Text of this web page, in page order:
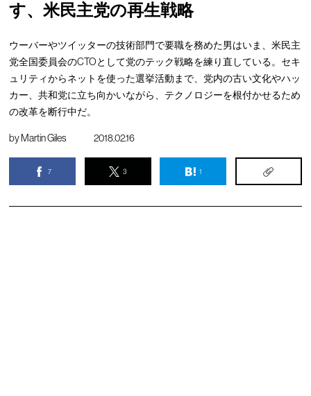
す、米民主党の再生戦略
ウーバーやツイッターの技術部門で要職を務めた男はいま、米民主
党全国委員会のCTOとして党のテック戦略を練り直している。セキ
ュリティからネットを使った選挙活動まで、党内の古い文化やハッ
カー、共和党に立ち向かいながら、テクノロジーを根付かせるため
の改革を断行中だ。
byMartin Giles 2018.02.16
7 3 1